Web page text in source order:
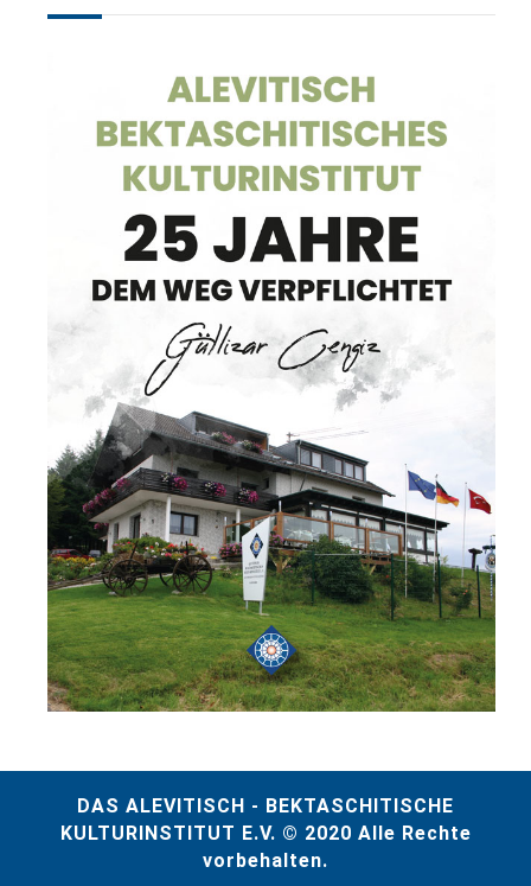
DAS ALEVITISCH - BEKTASCHITISCHE
KULTURINSTITUT E.V. © 2020 Alle Rechte
vorbehalten.